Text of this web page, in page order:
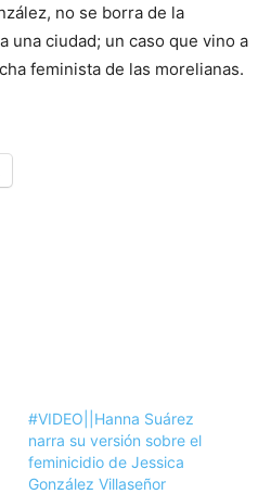
no se borra de la
una ciudad; un caso que vino a
feminista de las morelianas.
#VIDEO||Hanna Suárez
narra su versión sobre el
feminicidio de Jessica
González Villaseñor